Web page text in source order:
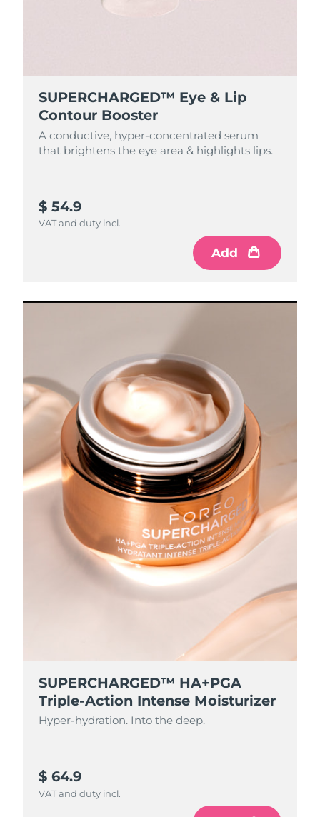
SUPERCHARGED™ Eye & Lip
Contour Booster
A conductive, hyper-concentrated serum
that brightens the eye area & highlights lips.
$ 54.9
VAT and duty incl.
Add
SUPERCHARGED™ HA+PGA
Triple-Action Intense Moisturizer
Hyper-hydration. Into the deep.
$ 64.9
VAT and duty incl.